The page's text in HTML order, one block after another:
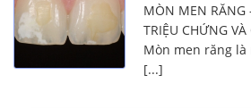
MÒN MEN RĂNG
TRIỆU CHỨNG
Mòn men răng
[...]